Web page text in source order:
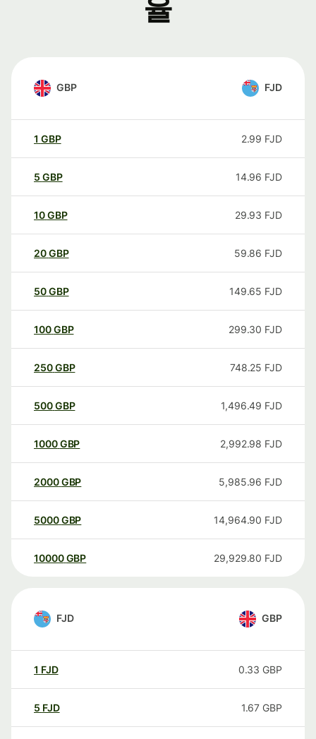
율
GBP FJD
1 GBP 2.99 FJD
5 GBP 14.96 FJD
10GBP 29.93 FJD
20GBP 59.86 FJD
50GBP 149.65 FJD
100GBP 299.30 FJD
250GBP 748.25 FJD
500GBP 1,496.49 FJD
1000GBP 2,992.98 FJD
2000GBP 5,985.96 FJD
5000GBP 14,964.90 FJD
10000 GBP 29,929.80 FJD
FJD GBP
1 FJD 0.33 GBP
5 FJD 1.67 GBP